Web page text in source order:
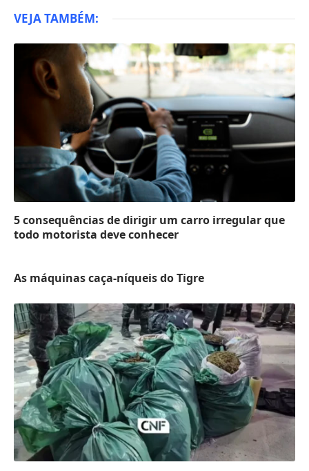
VEJA TAMBÉM:
5 consequências de dirigir um carro irregular que
todo motorista deve conhecer
As máquinas caça-níqueis do Tigre